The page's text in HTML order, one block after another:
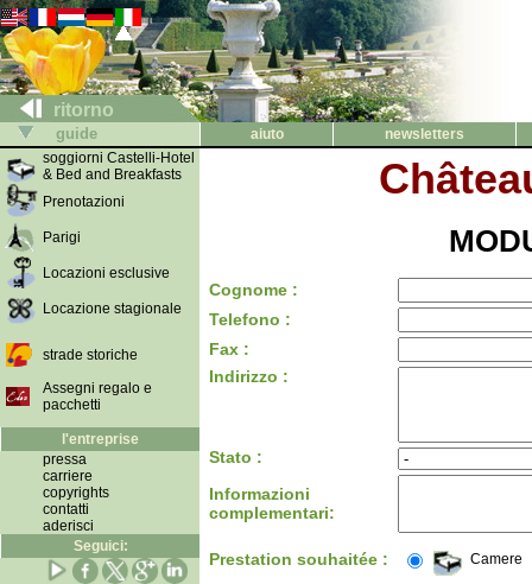
ritorno
guide aiuto
newsletters
soggiorni Castelli-Hotel
& Bed and Breakfasts
Prenotazioni
Parigi
Locazioni esclusive
Locazione stagionale
strade storiche
Assegni regalo e
pacchetti
l'entreprise
pressa
carriere
copyrights
contatti
aderisci
Seguici:
Cognome :
Telefono :
Fax :
Indirizzo :
Stato :
Informazioni
complementari:
Prestation souhaitée : Camere